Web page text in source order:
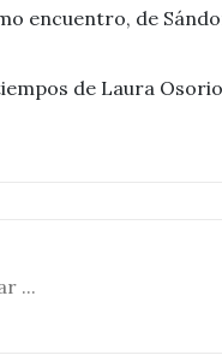
encuentro, de
de Laura